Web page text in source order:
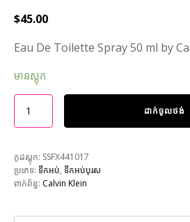
$45.00
Eau De Toilette Spray 50 ml by
មានស្តុក
ដាក់ចូលថង់
កូដស្តុក: SSFX441017
ប្រភេទ: ទឹកអប់, ទឹកអប់បុរស
ពាក់ព័ន្ធ: Calvin Klein